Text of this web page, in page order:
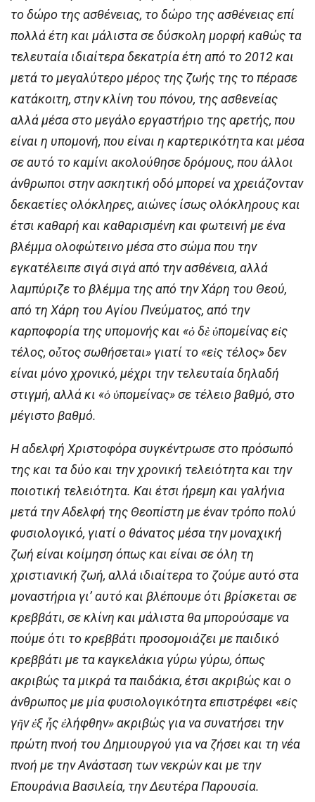
το δώρο της ασθένειας, το δώρο της ασθένειας επί
πολλά έτη και μάλιστα σε δύσκολη μορφή καθώς τα
τελευταία ιδιαίτερα δεκατρία έτη από το 2012 και
μετά το μεγαλύτερο μέρος της ζωής της το πέρασε
κατάκοιτη, στην κλίνη του πόνου, της ασθενείας
αλλά μέσα στο μεγάλο εργαστήριο της αρετής, που
είναι η υπομονή, που είναι η καρτερικότητα και μέσα
σε αυτό το καμίνι ακολούθησε δρόμους, που άλλοι
άνθρωποι στην ασκητική οδό μπορεί να χρειάζονταν
δεκαετίες ολόκληρες, αιώνες ίσως ολόκληρους και
έτσι καθαρή και καθαρισμένη και φωτεινή με ένα
βλέμμα ολοφώτεινο μέσα στο σώμα που την
εγκατέλειπε σιγά σιγά από την ασθένεια, αλλά
λαμπύριζε το βλέμμα της από την Χάρη του Θεού,
από τη Χάρη του Αγίου Πνεύματος, από την
καρποφορία της υπομονής και «ὁ δὲ ὑπομείνας εἰς
τέλος, οὗτος σωθήσεται» γιατί το «εἰς τέλος» δεν
είναι μόνο χρονικό, μέχρι την τελευταία δηλαδή
στιγμή, αλλά κι «ὁ ὑπομείνας» σε τέλειο βαθμό, στο
μέγιστο βαθμό.
Η αδελφή Χριστοφόρα συγκέντρωσε στο πρόσωπό
της και τα δύο και την χρονική τελειότητα και την
ποιοτική τελειότητα. Και έτσι ήρεμη και γαλήνια
μετά την Αδελφή της Θεοπίστη με έναν τρόπο πολύ
φυσιολογικό, γιατί ο θάνατος μέσα την μοναχική
ζωή είναι κοίμηση όπως και είναι σε όλη τη
χριστιανική ζωή, αλλά ιδιαίτερα το ζούμε αυτό στα
μοναστήρια γι’ αυτό και βλέπουμε ότι βρίσκεται σε
κρεββάτι, σε κλίνη και μάλιστα θα μπορούσαμε να
πούμε ότι το κρεββάτι προσομοιάζει με παιδικό
κρεββάτι με τα καγκελάκια γύρω γύρω, όπως
ακριβώς τα μικρά τα παιδάκια, έτσι ακριβώς και ο
άνθρωπος με μία φυσιολογικότητα επιστρέφει «εἰς
γῆν ἐξ ἧς ἐλήφθην» ακριβώς για να συνατήσει την
πρώτη πνοή του Δημιουργού για να ζήσει και τη νέα
πνοή με την Ανάσταση των νεκρών και με την
Επουράνια Βασιλεία, την Δευτέρα Παρουσία.